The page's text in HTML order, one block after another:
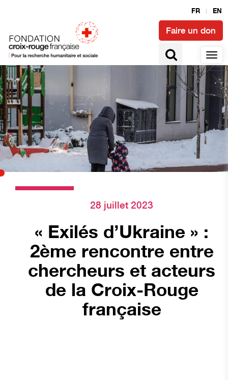
FR EN
Faire un don
28 juillet 2023
« Exilés d’Ukraine » :
2ème rencontre entre
chercheurs et acteurs
de la Croix-Rouge
française